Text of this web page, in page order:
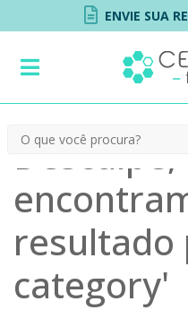
ENVIE SUA
Desculpe,
resultado
category'